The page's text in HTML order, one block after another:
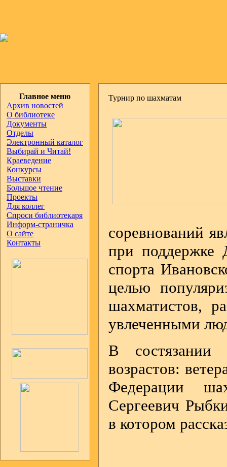
Главное меню
Архив новостей
О библиотеке
Документы
Отделы
Электронный каталог
Выбирай и Читай!
Краеведение
Конкурсы
Выставки
Большое чтение
Проекты
Для коллег
Спроси библиотекаря
Информ-страничка
О сайте
Контакты
Турнир по шахматам
соревнований
при поддержке
спорта
целью
шахматистов,
увлеченными
В состязании
возрастов:
Федерации
Сергеевич
в котором